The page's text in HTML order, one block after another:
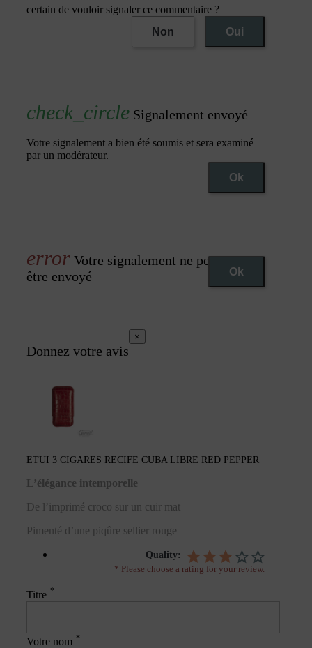
certain de vouloir signaler ce commentaire ?
Non
Oui
Signalement envoyé
Votre signalement a bien été soumis et sera examiné
par un modérateur.
Ok
Votre signalement ne peut pas
être envoyé
Ok
Donnez votre avis
×
ETUI 3 CIGARES RECIFE CUBA LIBRE RED PEPPER
L’élégance intemporelle
De l’imprimé croco sur un cuir mat
Pimenté d’une piqûre sellier rouge
Quality:
* Please choose a rating for your review.
Titre *
Votre nom *